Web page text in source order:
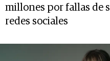
millones por fallas de
redes sociales